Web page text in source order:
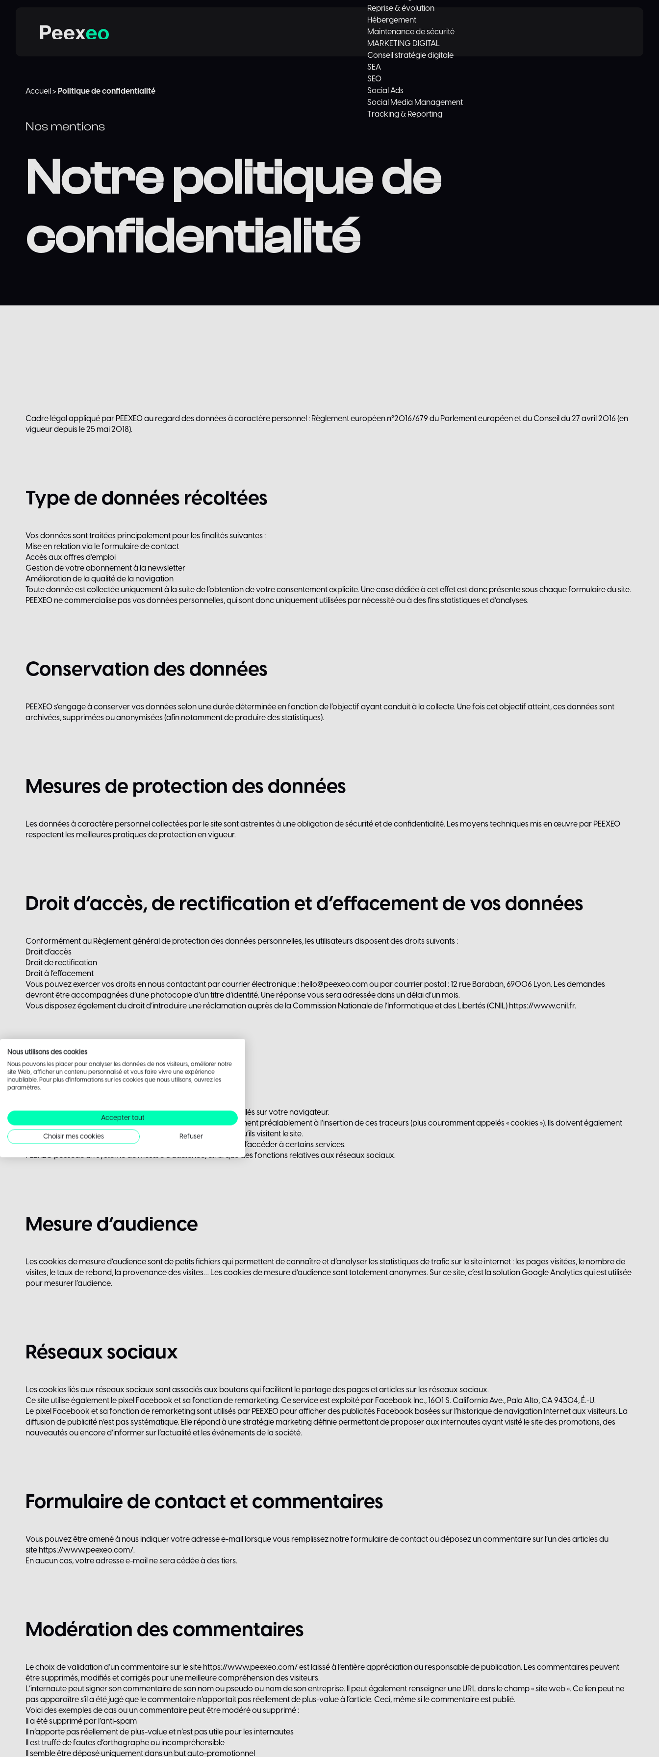
Reprise & évolution
Hébergement
Maintenance de sécurité
MARKETING DIGITAL
Conseil stratégie digitale
SEA
SEO
Social Ads
Social Media Management
Tracking & Reporting
Accueil>Politique de confidentialité
Nos mentions
Notre politique de
confidentialité
Cadre légal appliqué par PEEXEO au regard des données à caractère personnel : Règlement européen n°2016/679 du Parlement européen et du Conseil du 27 avril 2016 (en
vigueur depuis le 25 mai 2018).
Typededonnéesrécoltées
Vos données sont traitées principalement pour les finalités suivantes :
Mise en relation via le formulaire de contact
Accès aux offres d’emploi
Gestion de votre abonnement à la newsletter
Amélioration de la qualité de la navigation
Toute donnée est collectée uniquement à la suite de l’obtention de votre consentement explicite. Une case dédiée à cet effet est donc présente sous chaque formulaire du site.
PEEXEO ne commercialise pas vos données personnelles, qui sont donc uniquement utilisées par nécessité ou à des fins statistiques et d’analyses.
Conservationdesdonnées
PEEXEO s’engage à conserver vos données selon une durée déterminée en fonction de l’objectif ayant conduit à la collecte. Une fois cet objectif atteint, ces données sont
archivées, supprimées ou anonymisées (afin notamment de produire des statistiques).
Mesuresdeprotectiondesdonnées
Les données à caractère personnel collectées par le site sont astreintes à une obligation de sécurité et de confidentialité. Les moyens techniques mis en œuvre par PEEXEO
respectent les meilleures pratiques de protection en vigueur.
Droitd’accès,derectificationetd’effacementdevosdonnées
Conformément au Règlement général de protection des données personnelles, les utilisateurs disposent des droits suivants :
Droit d’accès
Droit de rectification
Droit à l’effacement
Vous pouvez exercer vos droits en nous contactant par courrier électronique : hello@peexeo.com ou par courrier postal : 12 rue Baraban, 69006 Lyon. Les demandes
devront être accompagnées d’une photocopie d’un titre d’identité. Une réponse vous sera adressée dans un délai d’un mois.
Vous disposez également du droit d’introduire une réclamation auprès de la Commission Nationale de l’Informatique et des Libertés (CNIL)https://www.cnil.fr.
Cookies
Lors de vos visites sur notre site, des cookies peuvent être installés sur votre navigateur.
Les internautes doivent être informés et donner leur consentement préalablement à l’insertion de ces traceurs (plus couramment appelés « cookies »). Ils doivent également
disposer d’une possibilité de choisir de ne pas être tracés lorsqu’ils visitent le site.
Le refus d’installation d’un cookie peut entraîner l’impossibilité d’accéder à certains services.
PEEXEO possède un système de mesure d’audience, ainsi que des fonctions relatives aux réseaux sociaux.
Mesured’audience
Les cookies de mesure d’audience sont de petits fichiers qui permettent de connaître et d’analyser les statistiques de trafic sur le site internet : les pages visitées, le nombre de
visites, le taux de rebond, la provenance des visites… Les cookies de mesure d’audience sont totalement anonymes. Sur ce site, c’est la solution Google Analytics qui est utilisée
pour mesurer l’audience.
Réseauxsociaux
Les cookies liés aux réseaux sociaux sont associés aux boutons qui facilitent le partage des pages et articles sur les réseaux sociaux.
Ce site utilise également le pixel Facebook et sa fonction de remarketing. Ce service est exploité par Facebook Inc., 1601 S. California Ave., Palo Alto, CA 94304, É.-U.
Le pixel Facebook et sa fonction de remarketing sont utilisés par PEEXEO pour afficher des publicités Facebook basées sur l’historique de navigation Internet aux visiteurs. La
diffusion de publicité n’est pas systématique. Elle répond à une stratégie marketing définie permettant de proposer aux internautes ayant visité le site des promotions, des
nouveautés ou encore d’informer sur l’actualité et les événements de la société.
Formulairedecontactetcommentaires
Vous pouvez être amené à nous indiquer votre adresse e-mail lorsque vous remplissez notre formulaire de contact ou déposez un commentaire sur l’un des articles du
sitehttps://www.peexeo.com/.
En aucun cas, votre adresse e-mail ne sera cédée à des tiers.
Modérationdescommentaires
Le choix de validation d’un commentaire sur le sitehttps://www.peexeo.com/est laissé à l’entière appréciation du responsable de publication. Les commentaires peuvent
être supprimés, modifiés et corrigés pour une meilleure compréhension des visiteurs.
L’internaute peut signer son commentaire de son nom ou pseudo ou nom de son entreprise. Il peut également renseigner une URL dans le champ « site web ». Ce lien peut ne
pas apparaître s’il a été jugé que le commentaire n’apportait pas réellement de plus-value à l’article. Ceci, même si le commentaire est publié.
Voici des exemples de cas ou un commentaire peut être modéré ou supprimé :
Il a été supprimé par l’anti-spam
Il n’apporte pas réellement de plus-value et n’est pas utile pour les internautes
Il est truffé de fautes d’orthographe ou incompréhensible
Il semble être déposé uniquement dans un but auto-promotionnel
Nous utilisons des cookies
Nous pouvons les placer pour analyser les données de nos visiteurs, améliorer notre
site Web, afficher un contenu personnalisé et vous faire vivre une expérience
inoubliable. Pour plus d'informations sur les cookies que nous utilisons, ouvrez les
paramètres.
Accepter tout
Choisir mes cookies
Refuser